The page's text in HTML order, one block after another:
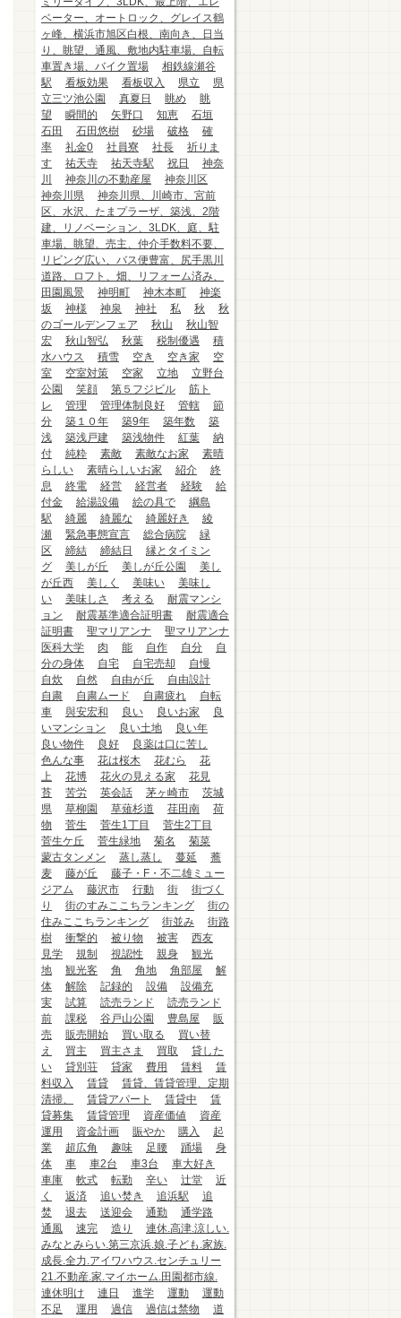
ベーター、オートロック、グレイス鶴
ヶ峰、横浜市旭区白根、南向き、日当
り、眺望、通風、敷地内駐車場、自転
車置き場、バイク置場
相鉄線瀬谷
駅
看板効果 看板収入 県立
県
立三ツ池公園
真夏日 眺め
眺
望
瞬間的 矢野口 知恵
石垣
石田
石田悠樹 砂場 破格
確
率
礼金0 社員寮 社長
祈りま
す
祐天寺 祐天寺駅 祝日
神奈
川
神奈川の不動産屋
神奈川区
神奈川県
神奈川県、川崎市、宮前
区、水沢、たまプラーザ、築浅、2階
建、リノベーション、3LDK、庭、駐
車場、眺望、売主、仲介手数料不要、
リビング広い、バス便豊富、尻手黒川
道路、ロフト、畑、リフォーム済み、
田園風景
神明町 神木本町
神楽
坂
神様 神泉 神社 私 秋
秋
のゴールデンフェア
秋山
秋山智
宏
秋山智弘 秋葉 税制優遇
積
水ハウス
積雪 空き 空き家
空
室
空室対策 空家 立地
立野台
公園
笑顔 第５フジビル
筋ト
レ
管理 管理体制良好 管轄
節
分
築１０年 築9年 築年数
築
浅
築浅戸建 築浅物件 紅葉
納
付
純粋 素敵 素敵なお家
素晴
らしい
素晴らしいお家 紹介
終
息
終電 経営 経営者 経験
給
付金
給湯設備 絵の具で
綱島
駅
綺麗 綺麗な 綺麗好き
綾
瀬
緊急事態宣言 総合病院
緑
区
締結 締結日
縁とタイミン
グ
美しが丘 美しが丘公園
美し
が丘西
美しく 美味い
美味し
い
美味しさ 考える
耐震マンシ
ョン
耐震基準適合証明書
耐震適合
証明書
聖マリアンナ
聖マリアンナ
医科大学
肉 能 自作 自分
自
分の身体
自宅 自宅売却
自慢
自炊
自然 自由が丘
自由設計
自粛
自粛ムード 自粛疲れ
自転
車
與安宏和 良い 良いお家
良
いマンション
良い土地
良い年
良い物件
良好
良薬は口に苦し
色んな事
花は桜木 花むら
花
上
花博 花火の見える家
花見
苔
苦労 英会話 茅ヶ崎市
茨城
県
草柳園 草薙杉道 荏田南
荷
物
菅生 菅生1丁目
菅生2丁目
菅生ケ丘
菅生緑地 菊名
菊菜
蒙古タンメン
蒸し蒸し 蔓延
蕎
麦
藤が丘
藤子・F・不二雄ミュー
ジアム
藤沢市 行動 街
街づく
り
街のすみここちランキング
街の
住みここちランキング
街並み
街路
樹
衝撃的 被り物 被害
西友
見学
規制 視認性 親身
観光
地
観光客 角 角地 角部屋
解
体
解除 記録的 設備
設備充
実
試算 読売ランド
読売ランド
前
課税 谷戸山公園 豊島屋
販
売
販売開始 買い取る
買い替
え
買主 買主さま 買取
貸した
い
貸別荘 貸家 費用 賃料
賃
料収入
賃貸
賃貸、賃貸管理、定期
清掃、
賃貸アパート 賃貸中
賃
貸募集
賃貸管理 資産価値
資産
運用
資金計画 賑やか 購入
起
業
超広角 趣味 足腰 踊場
身
体
車 車2台 車3台
車大好き
車庫
軟式 転勤 辛い 辻堂
近
く
返済 追い焚き 追浜駅
追
焚
退去 送迎会 通勤
通学路
通風
速完 造り
連休.高津.涼しい.
みなとみらい.第三京浜.娘.子ども.家族.
成長.全力.アイワハウス.センチュリー
21.不動産.家.マイホーム.田園都市線.
連休明け
連日 進学 運動
運動
不足
運用 過信 過信は禁物
道